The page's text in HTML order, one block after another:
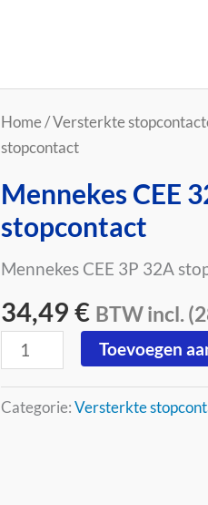
Home/Versterkte
stopcontact
Mennekes CEE
stopcontact
Mennekes CEE 3P 32A
34,49 € BTW incl. (
Mennekes
CEE
3P
enkelfasige
stopcontact
aantal
Toevoegen
Categorie:Versterkte